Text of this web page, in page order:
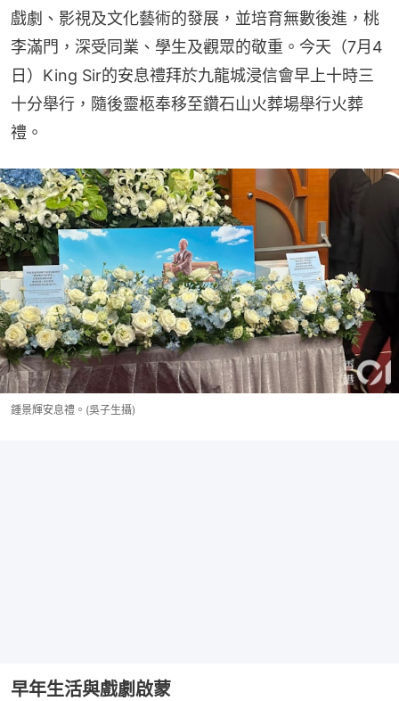
戲劇、影視及文化藝術的發展，並培育無數後進，桃
李滿門，深受同業、學生及觀眾的敬重。今天（7月4
日）King Sir的安息禮拜於九龍城浸信會早上十時三
十分舉行，隨後靈柩奉移至鑽石山火葬場舉行火葬
禮。
鍾景輝安息禮。(吳子生攝)
早年生活與戲劇啟蒙